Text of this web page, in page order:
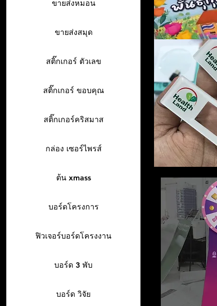
ขายส่งหมอน
ขายส่งสมุด
สติ๊กเกอร์ ตัวเลข
สติ๊กเกอร์ ขอบคุณ
สติ๊กเกอร์คริสมาส
กล่อง เซอร์ไพรส์
ต้น xmass
บอร์ดโครงการ
ฟิวเจอร์บอร์ดโครงงาน
บอร์ด 3 พับ
บอร์ด วิจัย